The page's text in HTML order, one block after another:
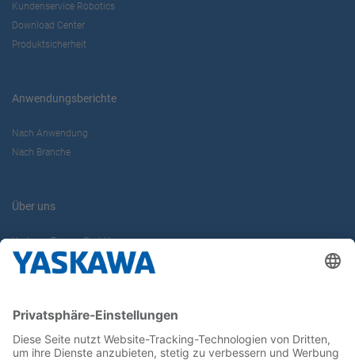
Kundenservice Robotics
Download Center
Produktsicherheit
Anwendungsberichte
Nach Anwendung
Nach Branche
Über uns
Yaskawa Europe GmbH
Karriere
Newsletter